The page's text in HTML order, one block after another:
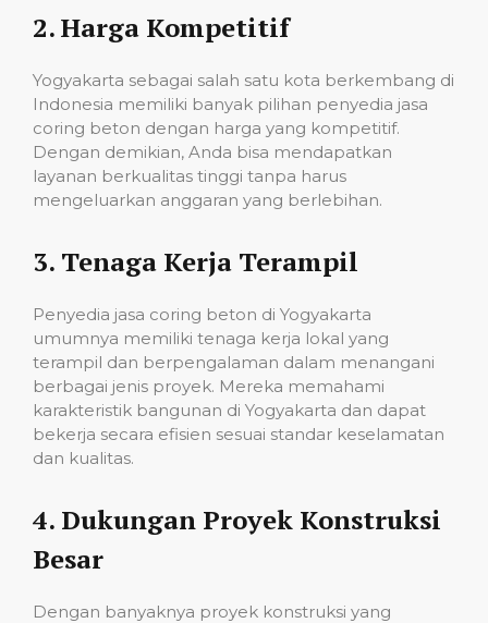
2.Harga Kompetitif
Yogyakarta sebagai salah satu kota berkembang di
Indonesia memiliki banyak pilihan penyedia jasa
coring beton dengan harga yang kompetitif.
Dengan demikian, Anda bisa mendapatkan
layanan berkualitas tinggi tanpa harus
mengeluarkan anggaran yang berlebihan.
3. Tenaga Kerja Terampil
Penyedia jasa coring beton di Yogyakarta
umumnya memiliki tenaga kerja lokal yang
terampil dan berpengalaman dalam menangani
berbagai jenis proyek. Mereka memahami
karakteristik bangunan di Yogyakarta dan dapat
bekerja secara efisien sesuai standar keselamatan
dan kualitas.
4. Dukungan Proyek Konstruksi
Besar
Dengan banyaknya proyek konstruksi yang